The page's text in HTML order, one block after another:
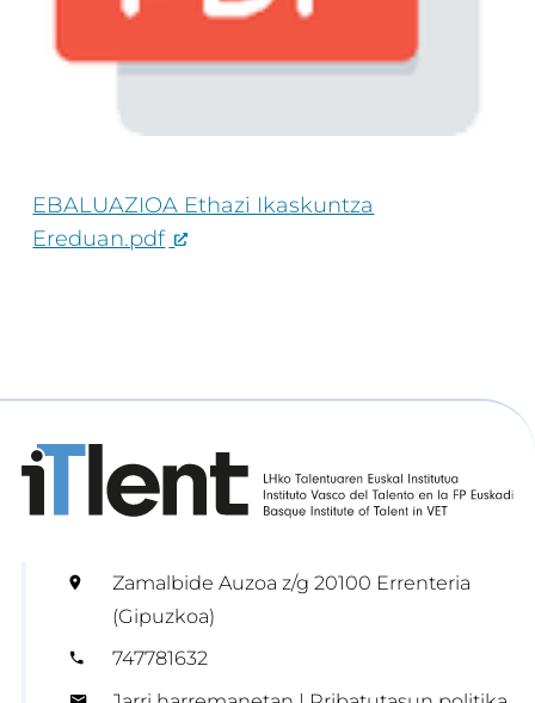
EBALUAZIOA Ethazi Ikaskuntza
Ereduan.pdf
Zamalbide Auzoa z/g 20100 Errenteria
(Gipuzkoa)
747781632